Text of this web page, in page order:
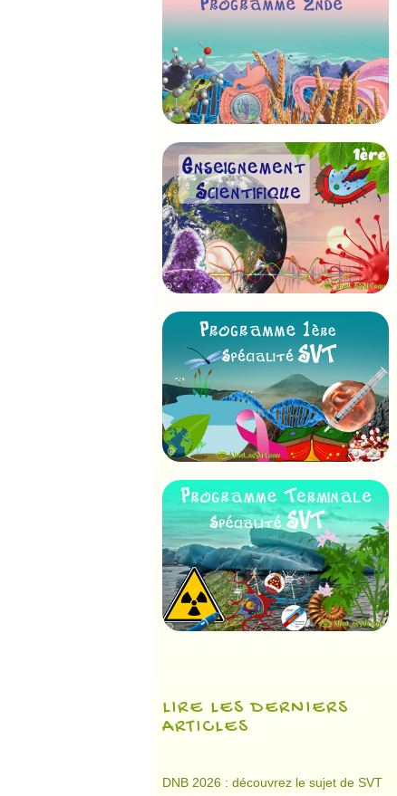
LIRE LES DERNIERS
ARTICLES
DNB 2026 : découvrez le sujet de SVT